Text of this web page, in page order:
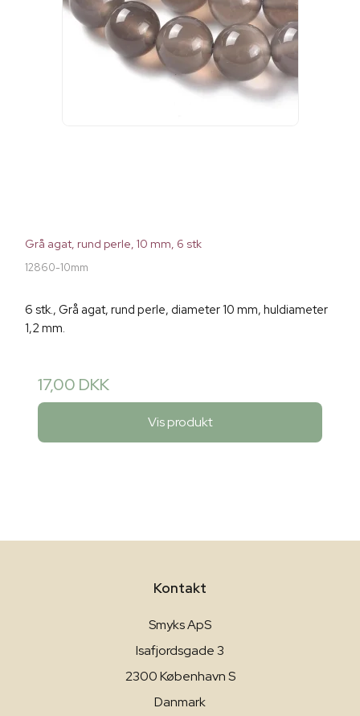
Grå agat, rund perle, 10 mm, 6 stk
12860-10mm
6 stk., Grå agat, rund perle, diameter 10 mm, huldiameter
1,2 mm.
17,00 DKK
Vis produkt
Kontakt
Smyks ApS
Isafjordsgade 3
2300 København S
Danmark